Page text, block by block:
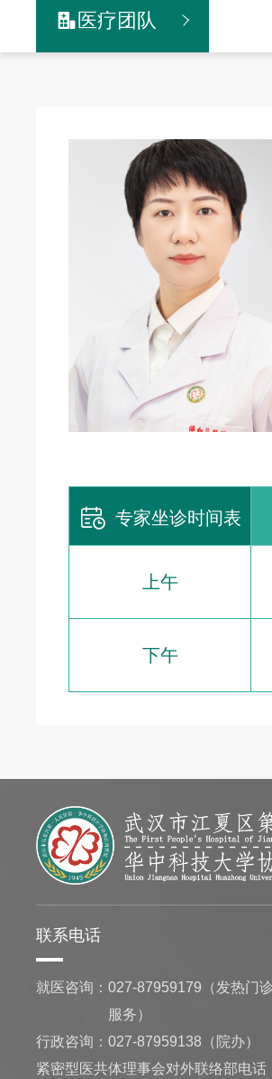
 医疗团队
 专家坐诊时间表
上午
下午
联系电话
就医咨询：027-87959179（发热门
服务）
行政咨询：027-87959138（院办）
紧密型医共体理事会对外联络部电